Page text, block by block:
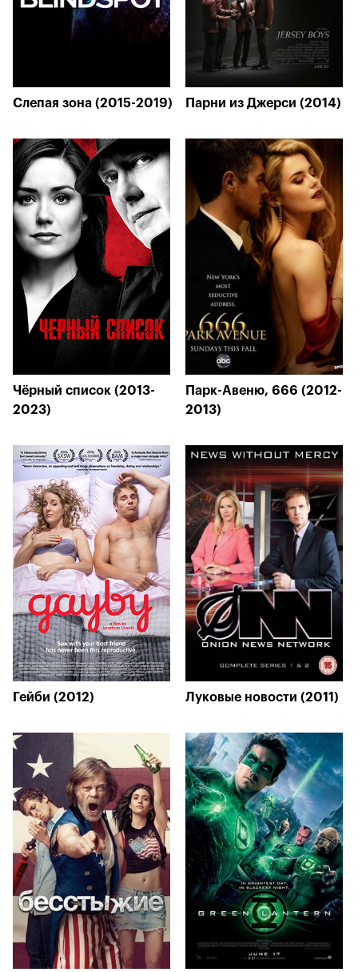
Слепая зона (2015-2019) Парни из Джерси (2014)
Чёрный список (2013-
2023)
Парк-Авеню, 666 (2012-
2013)
Гейби (2012) Луковые новости (2011)